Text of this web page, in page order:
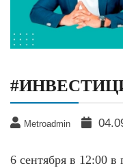
Metroadmin
6 сентября в 12:00